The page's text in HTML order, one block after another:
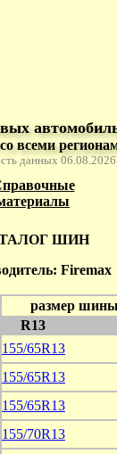
всеми
данных
ШИН
Firemax
размер шины
R13
155/65R13
155/65R13
155/65R13
155/70R13